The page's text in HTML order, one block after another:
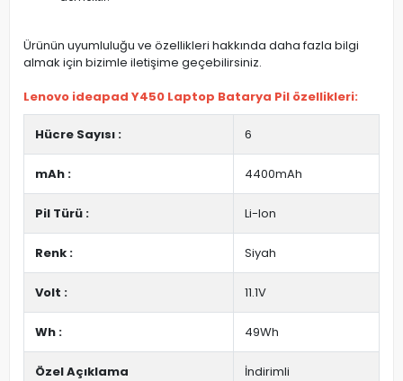
Ürünün uyumluluğu ve özellikleri hakkında daha fazla bilgi
almak için bizimle iletişime geçebilirsiniz.
Lenovo ideapad Y450 Laptop Batarya Pil özellikleri:
Hücre Sayısı : 6
mAh : 4400mAh
Pil Türü : Li-Ion
Renk : Siyah
Volt : 11.1V
Wh : 49Wh
Özel Açıklama İndirimli